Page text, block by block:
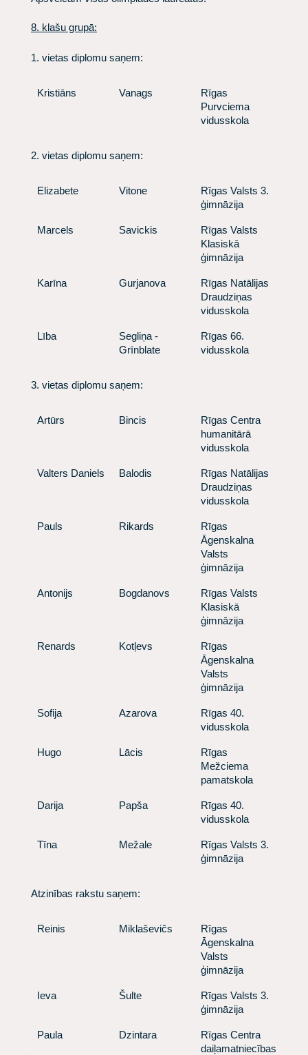
​8. klašu grupā:
1. vietas diplomu saņem:
​Kristiāns ​Vanags
​Rīgas
Purvciema
vidusskola
2. vietas diplomu saņem:
​Elizabete ​ Vitone
​ Rīgas Valsts 3.
ģimnāzija
​Marcels ​ Savickis
​ Rīgas Valsts
Klasiskā
ģimnāzija
​Karīna ​ Gurjanova
​ Rīgas Natālijas
Draudziņas
vidusskola
​Lība
​ Segliņa -
Grīnblate
​ Rīgas 66.
vidusskola
3. vietas diplomu saņem:
​Artūrs ​Bincis
​ Rīgas Centra
humanitārā
vidusskola
​Valters Daniels ​Balodis
​ Rīgas Natālijas
Draudziņas
vidusskola
​Pauls ​Rikards
​ Rīgas
Āgenskalna
Valsts
ģimnāzija
​Antonijs ​ Bogdanovs
​ Rīgas Valsts
Klasiskā
ģimnāzija
​Renards ​ Kotļevs
​ Rīgas
Āgenskalna
Valsts
ģimnāzija
​Sofija ​Azarova
​ Rīgas 40.
vidusskola
​Hugo ​Lācis
​ Rīgas
Mežciema
pamatskola
​Darija ​Papša
​ Rīgas 40.
vidusskola
​Tīna ​Mežale
​ Rīgas Valsts 3.
ģimnāzija
​Atzinības rakstu saņem:
​Reinis ​Miklaševičs
​Rīgas
Āgenskalna
Valsts
ģimnāzija
​Ieva ​Šulte
​Rīgas Valsts 3.
ģimnāzija
​Paula ​Dzintara
​Rīgas Centra
daiļamatniecības